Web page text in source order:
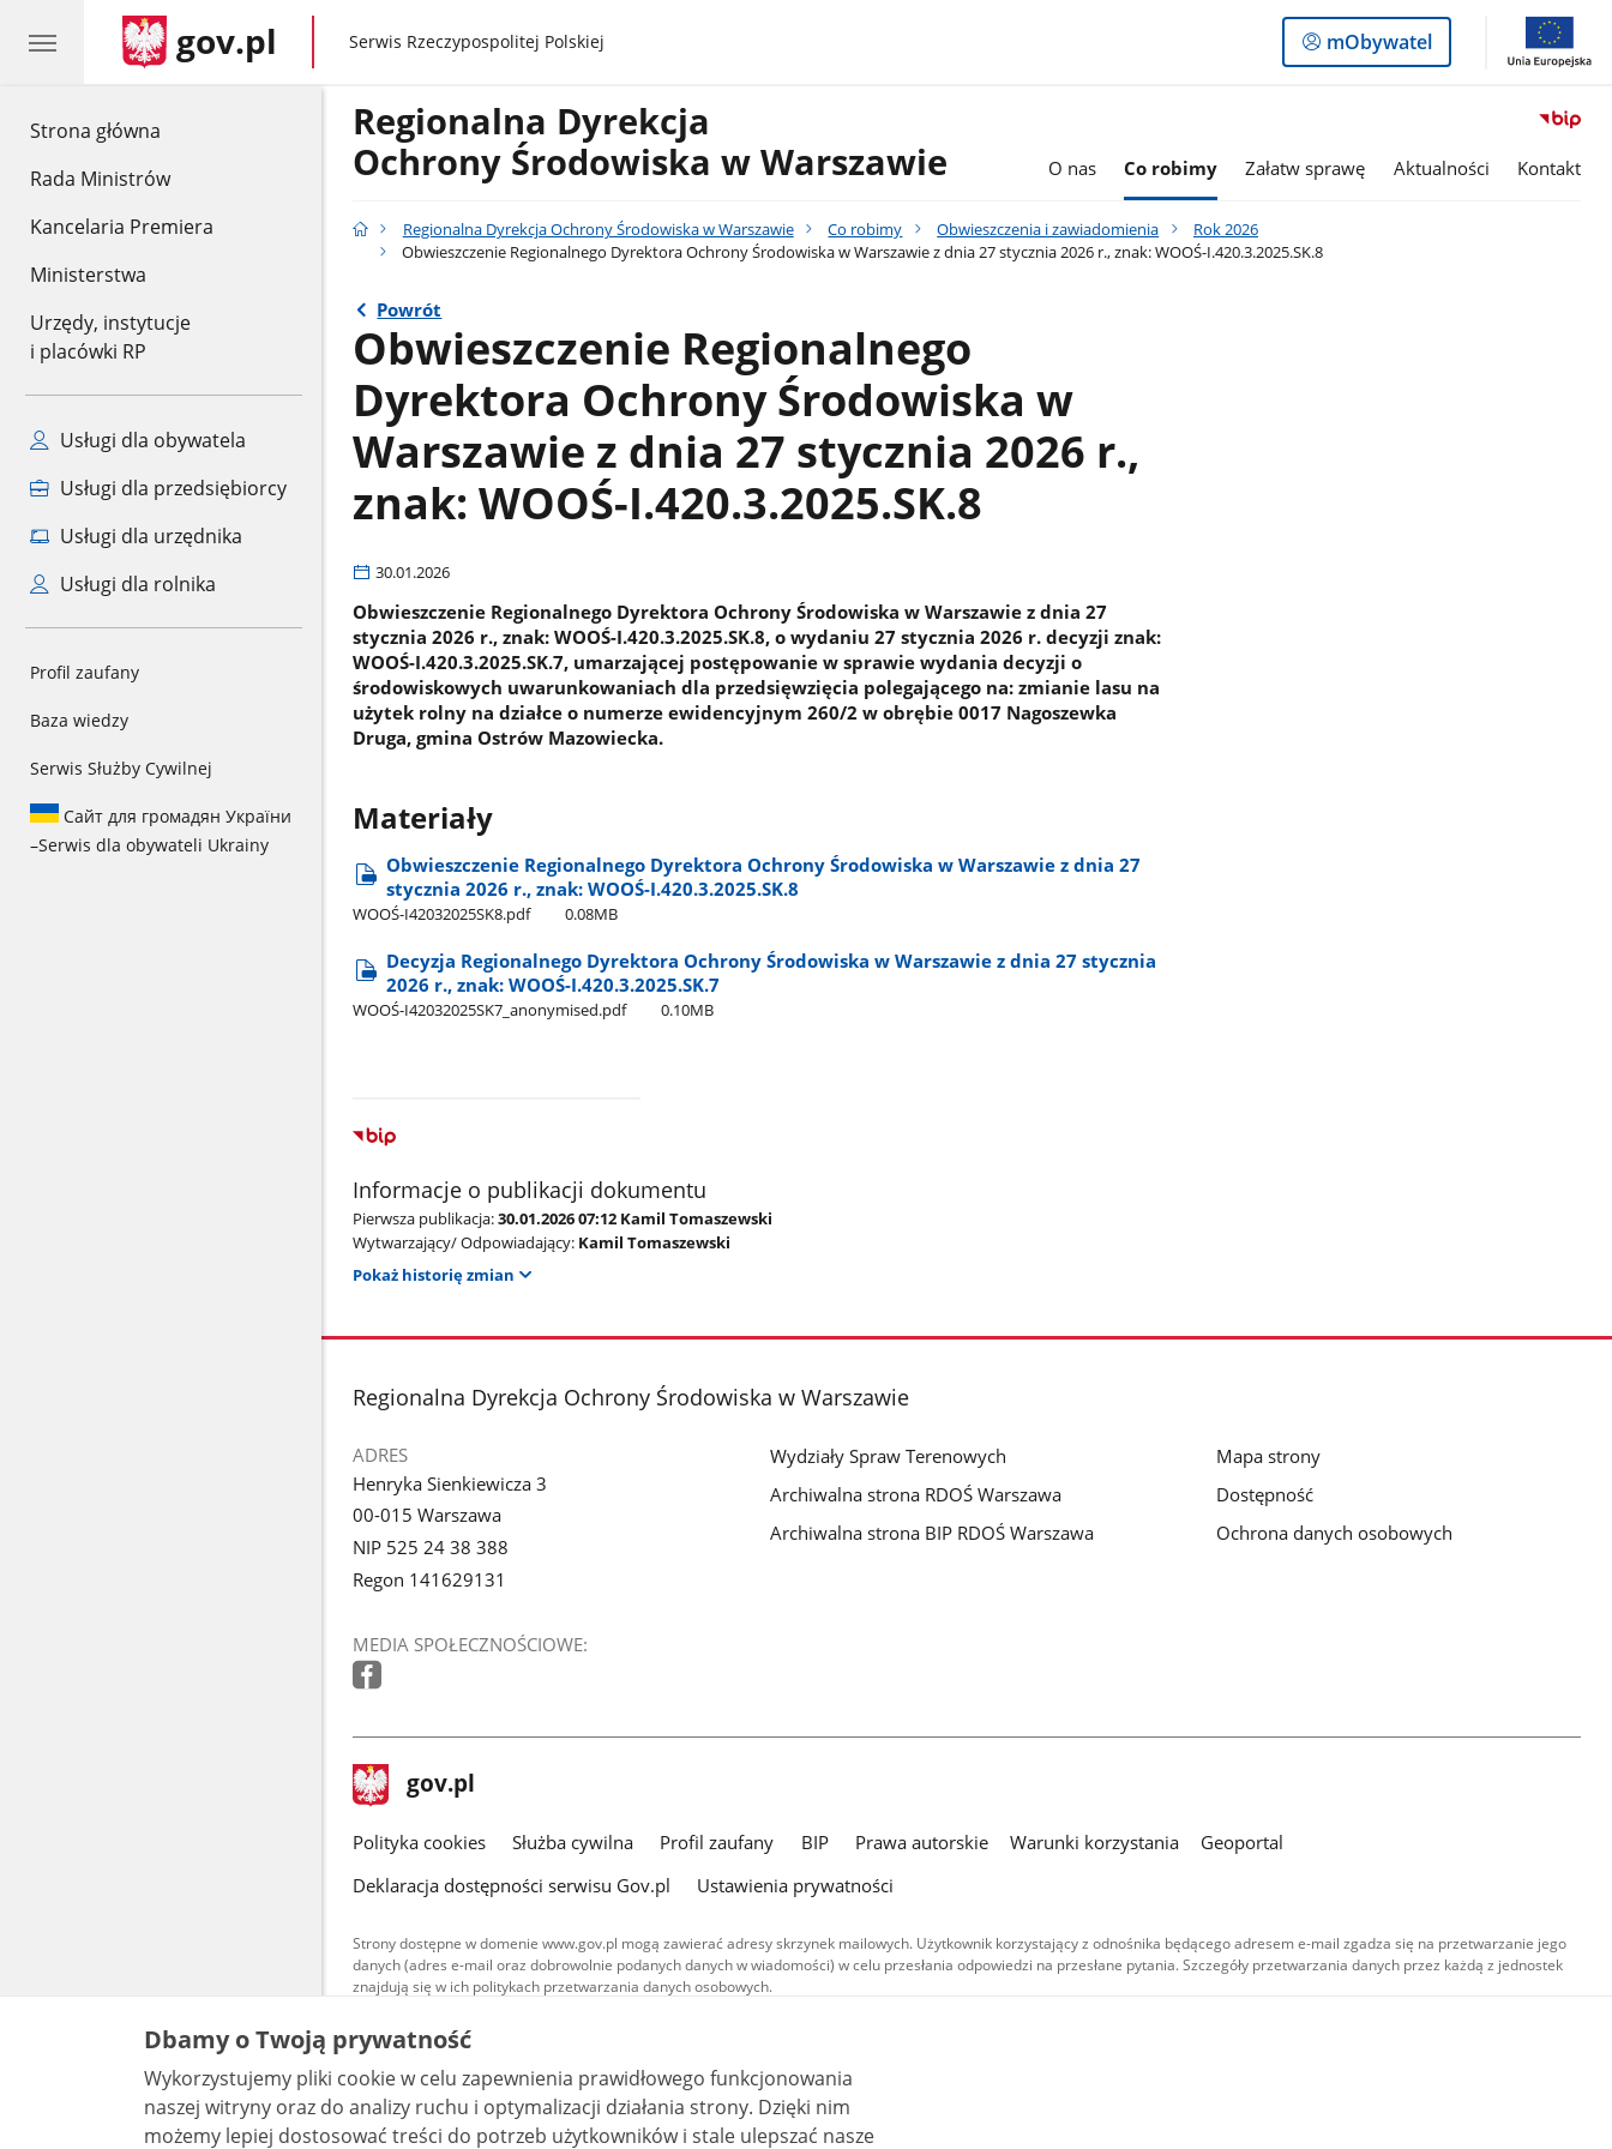
Strona główna
Rada Ministrów
Kancelaria Premiera
Ministerstwa
Urzędy, instytucje
i placówki RP
Usługi dla obywatela
Usługi dla przedsiębiorcy
Usługi dla urzędnika
Usługi dla rolnika
Profil zaufany
Baza wiedzy
Serwis Służby Cywilnej
Сайт для громадян України
–Serwis dla obywateli Ukrainy
gov.pl gov.pl
Serwis Rzeczypospolitej Polskiej
Logowanie
do
mObywatel
Regionalna Dyrekcja
Ochrony Środowiska w Warszawie
O nas Co robimy Załatw sprawę Aktualności Kontakt
Regionalna Dyrekcja Ochrony Środowiska w Warszawie Co robimy Obwieszczenia i zawiadomienia
Rok 2026
Obwieszczenie Regionalnego Dyrektora Ochrony Środowiska w Warszawie z dnia 27 stycznia 2026 r., znak: WOOŚ-I.420.3.2025.SK.8
Powrót
Obwieszczenie Regionalnego
Dyrektora Ochrony Środowiska w
Warszawie z dnia 27 stycznia 2026 r.,
znak: WOOŚ-I.420.3.2025.SK.8
30.01.2026
Obwieszczenie Regionalnego Dyrektora Ochrony Środowiska w Warszawie z dnia 27
stycznia 2026 r., znak: WOOŚ-I.420.3.2025.SK.8, o wydaniu 27 stycznia 2026 r. decyzji znak:
WOOŚ-I.420.3.2025.SK.7, umarzającej postępowanie w sprawie wydania decyzji o
środowiskowych uwarunkowaniach dla przedsięwzięcia polegającego na: zmianie lasu na
użytek rolny na działce o numerze ewidencyjnym 260/2 w obrębie 0017 Nagoszewka
Druga, gmina Ostrów Mazowiecka.
Materiały
Obwieszczenie Regionalnego Dyrektora Ochrony Środowiska w Warszawie z dnia 27
stycznia 2026 r., znak: WOOŚ-I.420.3.2025.SK.8
WOOŚ-I42032025SK8.pdf 0.08MB
Decyzja Regionalnego Dyrektora Ochrony Środowiska w Warszawie z dnia 27 stycznia
2026 r., znak: WOOŚ-I.420.3.2025.SK.7
WOOŚ-I42032025SK7​_anonymised.pdf 0.10MB
Informacje o publikacji dokumentu
Pierwsza publikacja:30.01.2026 07:12 Kamil Tomaszewski
Wytwarzający/ Odpowiadający: Kamil Tomaszewski
Pokaż historię zmian
stopka
Regionalna Dyrekcja Ochrony Środowiska w Warszawie
ADRES
Henryka Sienkiewicza 3
00-015 Warszawa
NIP 525 24 38 388
Regon 141629131
MEDIA SPOŁECZNOŚCIOWE:
Wydziały Spraw Terenowych
Archiwalna strona RDOŚ Warszawa
Archiwalna strona BIP RDOŚ Warszawa
Mapa strony
Dostępność
Ochrona danych osobowych
stopka
gov.pl Strona
gov.pl
gov.pl
Polityka cookies Służba cywilna Profil zaufany BIP Prawa autorskie Warunki korzystania
Geoportal
Deklaracja dostępności serwisu Gov.pl
Ustawienia prywatności
Strony dostępne w domenie www.gov.pl mogą zawierać adresy skrzynek mailowych. Użytkownik korzystający z odnośnika będącego adresem e-mail zgadza się na przetwarzanie jego
danych (adres e-mail oraz dobrowolnie podanych danych w wiadomości) w celu przesłania odpowiedzi na przesłane pytania. Szczegóły przetwarzania danych przez każdą z jednostek
znajdują się w ich politykach przetwarzania danych osobowych.
Treści tekstowe publikowane w serwisie (z wyłączeniem treści audiowizualnych), są
udostępniane na licencji typu Creative Commons: uznanie autorstwa - na tych samych
warunkach 4.0 (CC BY-SA 4.0). Materiały audiowizualne, w tym zdjęcia, materiały audio i wideo,
są udostępniane na licencji typu Creative Commons: uznanie autorstwa użycie niekomercyjne -
bez utworów zależnych 4.0 (CC BY-NC-ND 4.0), o ile nie jest to stwierdzone inaczej.
Dbamy o Twoją prywatność
Wykorzystujemy pliki cookie w celu zapewnienia prawidłowego funkcjonowania
naszej witryny oraz do analizy ruchu i optymalizacji działania strony. Dzięki nim
możemy lepiej dostosować treści do potrzeb użytkowników i stale ulepszać nasze